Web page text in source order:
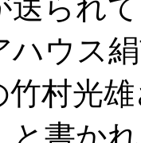
送られ
ハウス
竹村光
と書か